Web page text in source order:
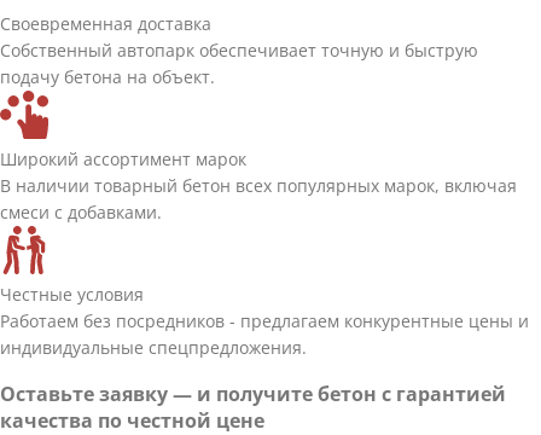
Своевременная доставка
Собственный автопарк обеспечивает точную и быструю
подачу бетона на объект.
Широкий ассортимент марок
В наличии товарный бетон всех популярных марок, включая
смеси с добавками.
Честные условия
Работаем без посредников - предлагаем конкурентные цены и
индивидуальные спецпредложения.
Оставьте заявку — и получите бетон с гарантией
качества по честной цене